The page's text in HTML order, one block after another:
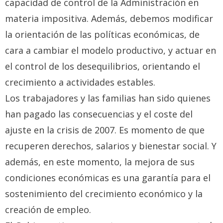
capacidad de control de la Administración en
materia impositiva. Además, debemos modificar
la orientación de las políticas económicas, de
cara a cambiar el modelo productivo, y actuar en
el control de los desequilibrios, orientando el
crecimiento a actividades estables.
Los trabajadores y las familias han sido quienes
han pagado las consecuencias y el coste del
ajuste en la crisis de 2007. Es momento de que
recuperen derechos, salarios y bienestar social. Y
además, en este momento, la mejora de sus
condiciones económicas es una garantía para el
sostenimiento del crecimiento económico y la
creación de empleo.